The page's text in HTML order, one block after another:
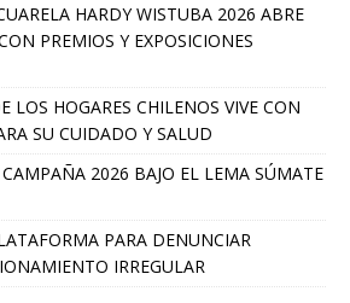
HARDY WISTUBA 2026 ABRE
PREMIOS Y EXPOSICIONES
LOS HOGARES CHILENOS VIVE CON
SU CUIDADO Y SALUD
2026 BAJO EL LEMA SÚMATE
PARA DENUNCIAR
IRREGULAR